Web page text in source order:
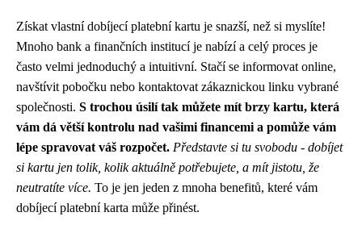
Získat vlastní dobíjecí platební kartu je snazší, než si myslíte!
Mnoho bank a finančních institucí je nabízí a celý proces je
často velmi jednoduchý a intuitivní. Stačí se informovat online,
navštívit pobočku nebo kontaktovat zákaznickou linku vybrané
společnosti. S trochou úsilí tak můžete mít brzy kartu, která
vám dá větší kontrolu nad vašimi financemi a pomůže vám
lépe spravovat váš rozpočet. Představte si tu svobodu - dobíjet
si kartu jen tolik, kolik aktuálně potřebujete, a mít jistotu, že
neutratíte více. To je jen jeden z mnoha benefitů, které vám
dobíjecí platební karta může přinést.